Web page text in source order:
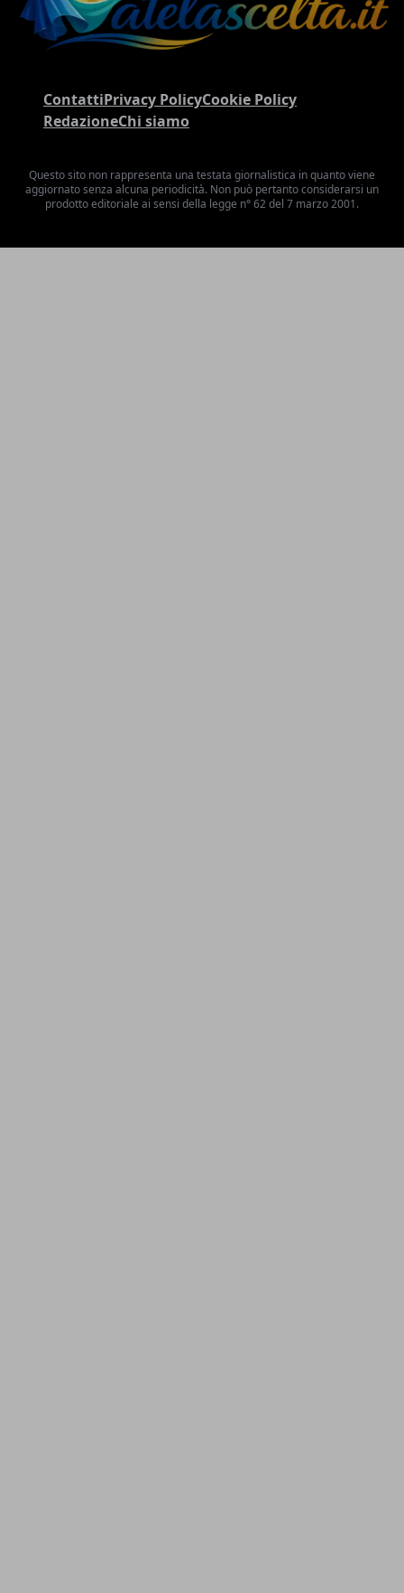
ContattiPrivacy PolicyCookie Policy
RedazioneChi siamo
Questo sito non rappresenta una testata giornalistica in quanto viene
aggiornato senza alcuna periodicità. Non può pertanto considerarsi un
prodotto editoriale ai sensi della legge n° 62 del 7 marzo 2001.